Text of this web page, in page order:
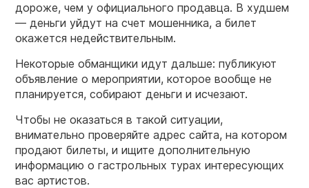
дороже, чем у официального продавца. В худшем
— деньги уйдут на счет мошенника, а билет
окажется недействительным.
Некоторые обманщики идут дальше: публикуют
объявление о мероприятии, которое вообще не
планируется, собирают деньги и исчезают.
Чтобы не оказаться в такой ситуации,
внимательно проверяйте адрес сайта, на котором
продают билеты, и ищите дополнительную
информацию о гастрольных турах интересующих
вас артистов.